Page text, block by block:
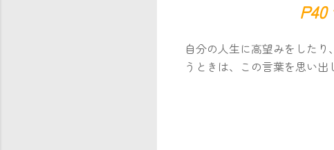
自分の人生に高望みをした
うときは、この言葉を思い出